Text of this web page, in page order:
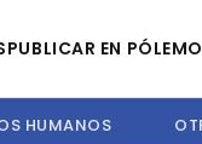
PUBLICAR EN
HUMANOS